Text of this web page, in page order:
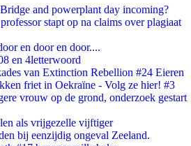
and powerplant day incoming?
stapt op na claims over plagiaat
en door en door....
en 4letterwoord
van Extinction Rebellion #24 Eieren
friet in Oekraïne - Volg ze hier! #3
vrouw op de grond, onderzoek gestart
als vrijgezelle vijftiger
bij eenzijdig ongeval Zeeland.